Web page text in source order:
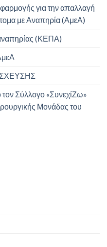
για την απαλλαγή
με Αναπηρία (ΑμεΑ)
(ΚΕΠΑ)
Σύλλογο «ΣυνεχίΖω»
Μονάδας του